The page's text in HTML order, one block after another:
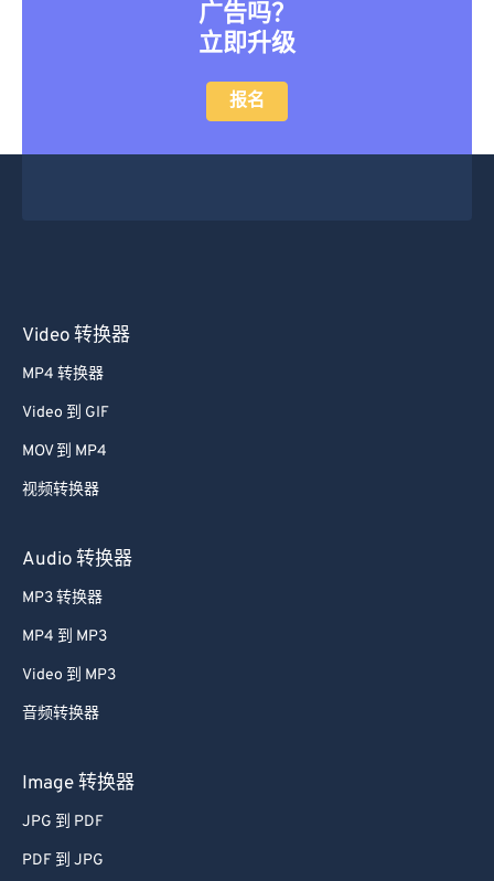
广告吗？
立即升级
报名
Video 转换器
MP4 转换器
Video 到 GIF
MOV 到 MP4
视频转换器
Audio 转换器
MP3 转换器
MP4 到 MP3
Video 到 MP3
音频转换器
Image 转换器
JPG 到 PDF
PDF 到 JPG